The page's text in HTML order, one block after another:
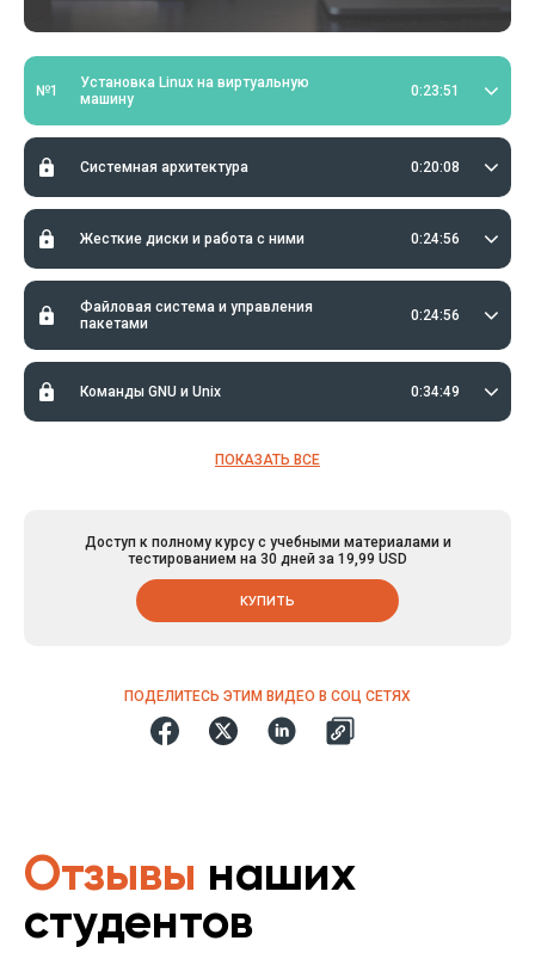
№1
Установка Linux на виртуальную
машину
0:23:51
Системная архитектура 0:20:08
Жесткие диски и работа с ними 0:24:56
Файловая система и управления
пакетами
0:24:56
Команды GNU и Unix 0:34:49
ПОКАЗАТЬ ВСЕ
ПОДЕЛИТЕСЬ ЭТИМ ВИДЕО В СОЦ СЕТЯХ
Доступ к полному курсу с учебными материалами и
тестированием на 30 дней за 19,99 USD
КУПИТЬ
Отзывы наших
студентов